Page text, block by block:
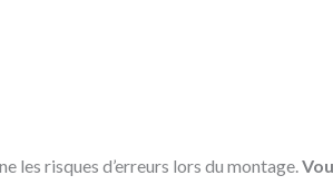
les risques d’erreurs lors du montage.